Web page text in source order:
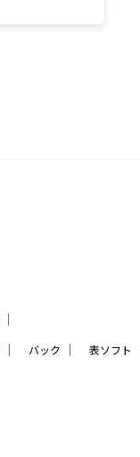
｜
｜ バック ｜ 表ソフト